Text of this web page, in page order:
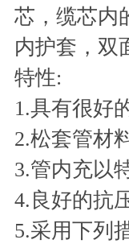
芯，缆芯内
内护套，双
特性:
1.具有很好
2.松套管材
3.管内充以
4.良好的抗
5.采用下列